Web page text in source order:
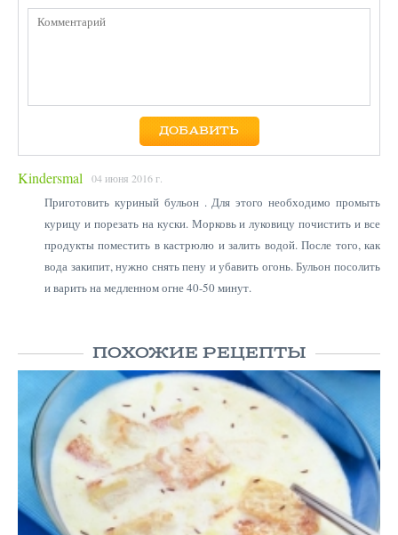
Kindersmal 04 июня 2016 г.
Приготовить куриный бульон . Для этого необходимо промыть
курицу и порезать на куски. Морковь и луковицу почистить и все
продукты поместить в кастрюлю и залить водой. После того, как
вода закипит, нужно снять пену и убавить огонь. Бульон посолить
и варить на медленном огне 40-50 минут.
ПОХОЖИЕ РЕЦЕПТЫ